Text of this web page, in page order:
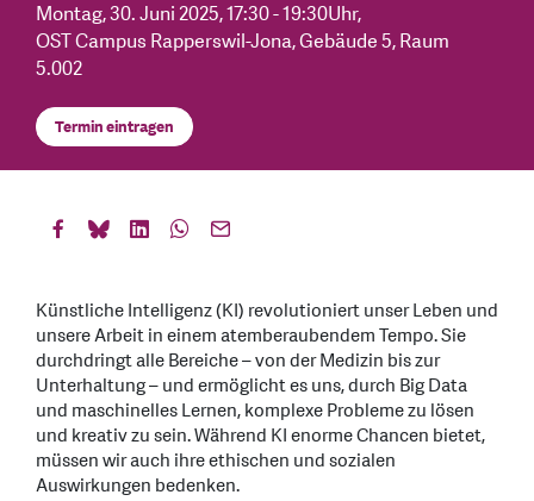
Montag, 30. Juni 2025, 17:30 - 19:30Uhr,
OST Campus Rapperswil-Jona, Gebäude 5, Raum
5.002
Termin eintragen
Künstliche Intelligenz (KI) revolutioniert unser Leben und
unsere Arbeit in einem atemberaubendem Tempo. Sie
durchdringt alle Bereiche – von der Medizin bis zur
Unterhaltung – und ermöglicht es uns, durch Big Data
und maschinelles Lernen, komplexe Probleme zu lösen
und kreativ zu sein. Während KI enorme Chancen bietet,
müssen wir auch ihre ethischen und sozialen
Auswirkungen bedenken.